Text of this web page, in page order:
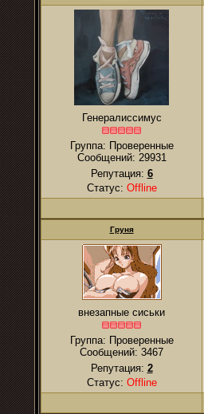
Генералиссимус
Группа: Проверенные
Сообщений: 29931
Репутация: 6
Статус: Offline
Груня
внезапные сиськи
Группа: Проверенные
Сообщений: 3467
Репутация: 2
Статус: Offline